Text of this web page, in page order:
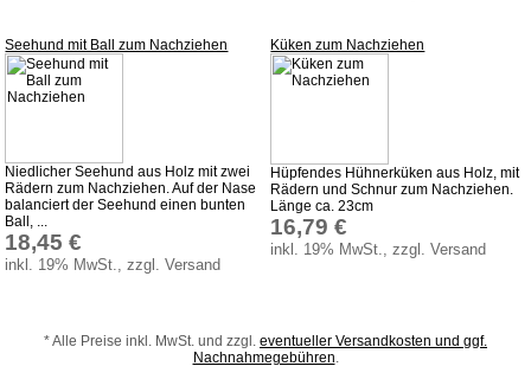
Impressum
Bauanleitungen
Produktindex
Suchfunktion
Seehund mit Ball zum Nachziehen
Niedlicher Seehund aus Holz mit zwei
Rädern zum Nachziehen. Auf der Nase
balanciert der Seehund einen bunten
Ball, ...
18,45 €
inkl. 19% MwSt., zzgl. Versand
Küken zum Nachziehen
Hüpfendes Hühnerküken aus Holz, mit
Rädern und Schnur zum Nachziehen.
Länge ca. 23cm
16,79 €
inkl. 19% MwSt., zzgl. Versand
* Alle Preise inkl. MwSt. und zzgl. eventueller Versandkosten und ggf.
Nachnahmegebühren